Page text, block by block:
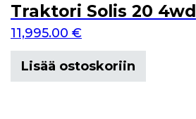
Traktori Solis 20 4wd
11,995.00 €
Lisää ostoskoriin